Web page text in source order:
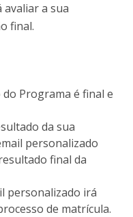
avaliar a sua
final.
do Programa é final e
da sua
personalizado
final da
personalizado irá
de matrícula.